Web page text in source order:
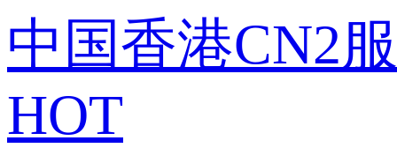
中国香港CN2
HOT